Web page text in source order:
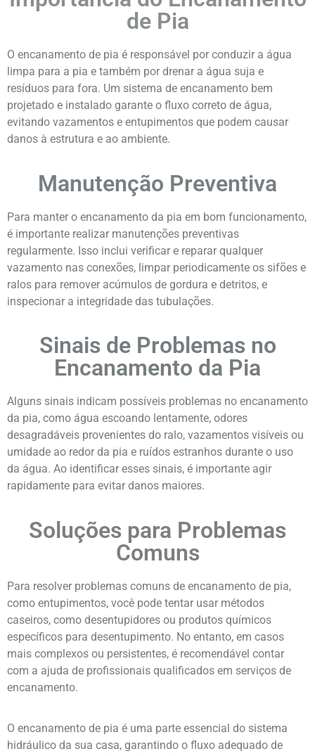
de Pia
O encanamento de pia é responsável por conduzir a água
limpa para a pia e também por drenar a água suja e
resíduos para fora. Um sistema de encanamento bem
projetado e instalado garante o fluxo correto de água,
evitando vazamentos e entupimentos que podem causar
danos à estrutura e ao ambiente.
Manutenção Preventiva
Para manter o encanamento da pia em bom funcionamento,
é importante realizar manutenções preventivas
regularmente. Isso inclui verificar e reparar qualquer
vazamento nas conexões, limpar periodicamente os sifões e
ralos para remover acúmulos de gordura e detritos, e
inspecionar a integridade das tubulações.
Sinais de Problemas no
Encanamento da Pia
Alguns sinais indicam possíveis problemas no encanamento
da pia, como água escoando lentamente, odores
desagradáveis provenientes do ralo, vazamentos visíveis ou
umidade ao redor da pia e ruídos estranhos durante o uso
da água. Ao identificar esses sinais, é importante agir
rapidamente para evitar danos maiores.
Soluções para Problemas
Comuns
Para resolver problemas comuns de encanamento de pia,
como entupimentos, você pode tentar usar métodos
caseiros, como desentupidores ou produtos químicos
específicos para desentupimento. No entanto, em casos
mais complexos ou persistentes, é recomendável contar
com a ajuda de profissionais qualificados em serviços de
encanamento.
O encanamento de pia é uma parte essencial do sistema
hidráulico da sua casa, garantindo o fluxo adequado de